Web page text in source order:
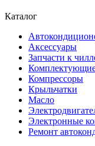
Каталог
Аксессуары
Запчасти к
Компрессоры
Крыльчатки
Масло
Электронные
Ремонт